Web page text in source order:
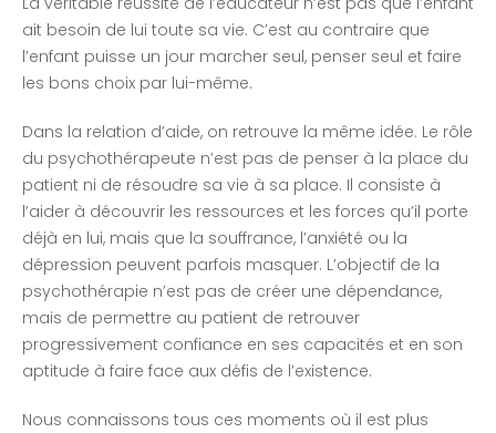
ait besoin de lui toute sa vie. C’est au contraire que
l’enfant puisse un jour marcher seul, penser seul et faire
les bons choix par lui-même.
Dans la relation d’aide, on retrouve la même idée. Le rôle
du psychothérapeute n’est pas de penser à la place du
patient ni de résoudre sa vie à sa place. Il consiste à
l’aider à découvrir les ressources et les forces qu’il porte
déjà en lui, mais que la souffrance, l’anxiété ou la
dépression peuvent parfois masquer. L’objectif de la
psychothérapie n’est pas de créer une dépendance,
mais de permettre au patient de retrouver
progressivement confiance en ses capacités et en son
aptitude à faire face aux défis de l’existence.
Nous connaissons tous ces moments où il est plus